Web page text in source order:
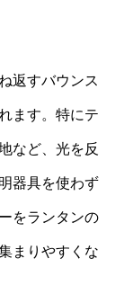
返すバウンス
ます。特にテ
など、光を反
器具を使わず
をランタンの
まりやすくな